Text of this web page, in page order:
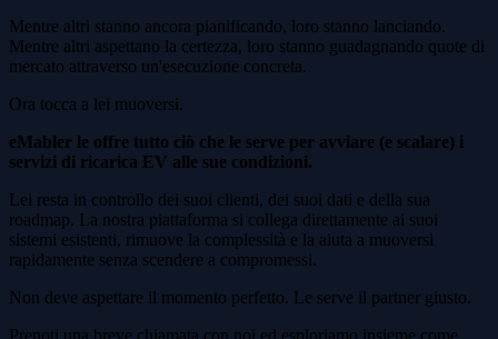
Mentre altri stanno ancora pianificando, loro stanno lanciando.
Mentre altri aspettano la certezza, loro stanno guadagnando quote di
mercato attraverso un'esecuzione concreta.
Ora tocca a lei muoversi.
eMabler le offre tutto ciò che le serve per avviare (e scalare) i
servizi di ricarica EV alle sue condizioni.
Lei resta in controllo dei suoi clienti, dei suoi dati e della sua
roadmap. La nostra piattaforma si collega direttamente ai suoi
sistemi esistenti, rimuove la complessità e la aiuta a muoversi
rapidamente senza scendere a compromessi.
Non deve aspettare il momento perfetto. Le serve il partner giusto.